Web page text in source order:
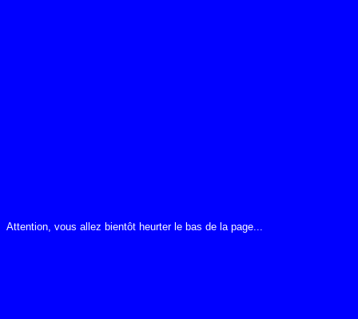
Attention, vous allez bientôt heurter le bas de la page...